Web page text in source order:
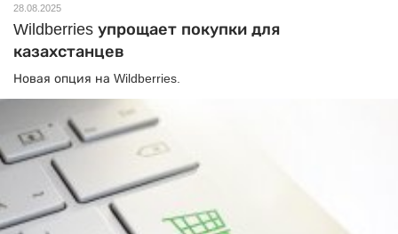
28.08.2025
Wildberries упрощает покупки для
казахстанцев
Новая опция на Wildberries.